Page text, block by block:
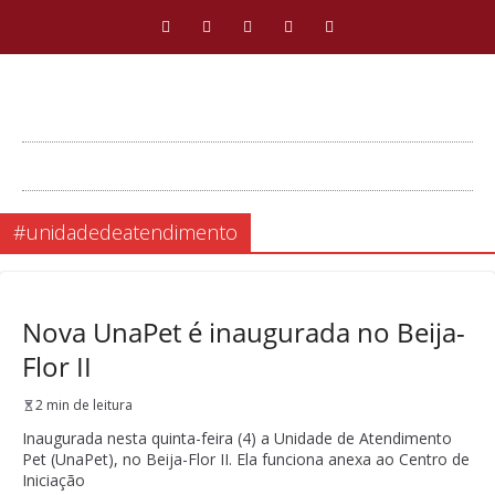
#unidadedeatendimento
Nova UnaPet é inaugurada no Beija-
Flor II
2 min de leitura
Inaugurada nesta quinta-feira (4) a Unidade de Atendimento
Pet (UnaPet), no Beija-Flor II. Ela funciona anexa ao Centro de
Iniciação